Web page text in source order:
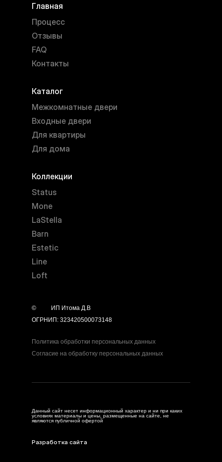
Коллекции
Status
Mone
LaStella
Barn
Estetic
Line
Loft
Каталог
Межкомнатные двери
Входные двери
Для квартиры
Для дома
Главная
Процесс
Отзывы
FAQ
Контакты
©
ИП Итома Д.В
ОГРНИП: 323420500073148
Политика обработки персональных данных
Согласие на обработку персональных данных
Данный сайт несет информационный характер и ни при каких
условиях материалы и цены, размещенные на сайте, не
являются публичной офертой
Разработка сайта